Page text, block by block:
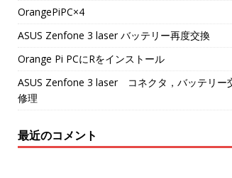
OrangePiPC×4
ASUS Zenfone 3 laser バッテリー再度交換
Orange Pi PCにRをインストール
ASUS Zenfone 3 laser コネクタ，バッテリー
修理
最近のコメント